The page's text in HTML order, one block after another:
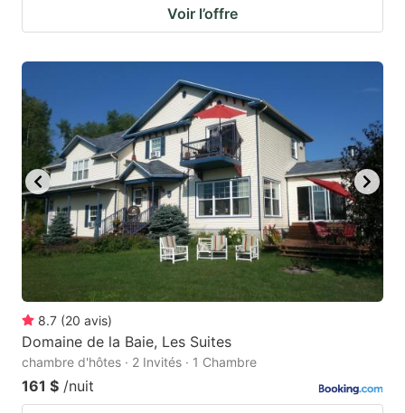
Voir l’offre
8.7 (20 avis)
Domaine de la Baie, Les Suites
chambre d'hôtes · 2 Invités · 1 Chambre
161 $ /nuit